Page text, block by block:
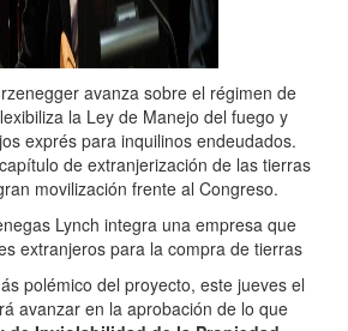
avanza sobre el régimen de
la Ley de Manejo del fuego y
exprés para inquilinos endeudados.
de extranjerización de las tierras
movilización frente al Congreso.
Lynch integra una empresa que
extranjeros para la compra de tierras
polémico del proyecto, este jueves el
avanzar en la aprobación de lo que